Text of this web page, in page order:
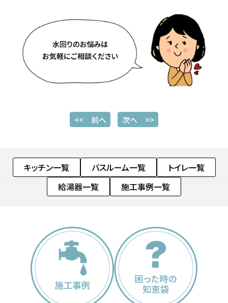
<< 前へ 次へ >>
キッチン一覧 バスルーム一覧
トイレ一覧
給湯器一覧
施工事例一覧